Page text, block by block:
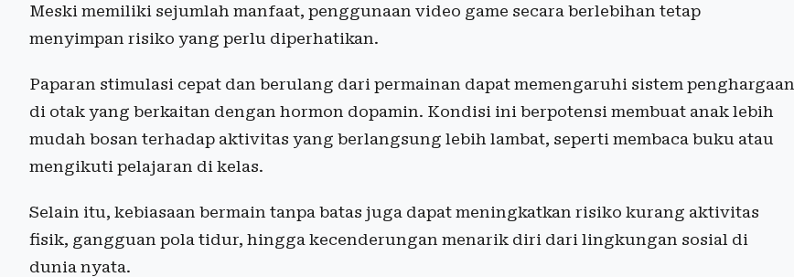
Meski memiliki sejumlah manfaat, penggunaan video game secara berlebihan tetap
menyimpan risiko yang perlu diperhatikan.
Paparan stimulasi cepat dan berulang dari permainan dapat memengaruhi sistem penghargaan
di otak yang berkaitan dengan hormon dopamin. Kondisi ini berpotensi membuat anak lebih
mudah bosan terhadap aktivitas yang berlangsung lebih lambat, seperti membaca buku atau
mengikuti pelajaran di kelas.
Selain itu, kebiasaan bermain tanpa batas juga dapat meningkatkan risiko kurang aktivitas
fisik, gangguan pola tidur, hingga kecenderungan menarik diri dari lingkungan sosial di
dunia nyata.